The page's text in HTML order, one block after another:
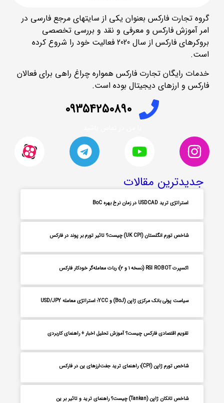
گروه تجارت فارکس بعنوان یکی از سایتهای مرجع فارسی در
امر آموزش فارکس و معرفی و نقد و بررسی تخصصی
بروکرهای فارکس از سال 2020 فعالیت خود را شروع کرده
است.
خدمات رایگان تجارت فارکس همواره چراغ راهی برای فعالان
فارکس و ارزهای دیجیتال بوده است.
09354250890
جدیدترین مقالات
استراتژی ترید USDCAD در زمان نرخ بهره BoC
شاخص تورم انگلستان (UK CPI) چیست؟ تاثیر تورم بر پوند در فارکس
اکسپرت RSI ROBOT (نسخه ۱ و ۲)؛ ربات معامله‌گر خودکار فارکس
سیاست پولی بانک مرکزی ژاپن (BoJ) و YCC؛ استراتژی معامله USD/JPY
تقویم اقتصادی فارکس چیست؟ آموزش تحلیل اخبار + راهنمای کاربردی
شاخص تورم ژاپن (CPI)؛ راهنمای ترید جفت‌ارزهای ین در فارکس
شاخص تانکان ژاپن (Tankan) چیست؟ راهنمای ترید و تاثیر بر ین